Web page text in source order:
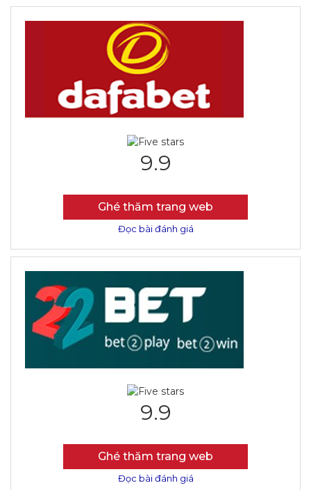
9.9
Ghé thăm trang web
Đọc bài đánh giá
9.9
Ghé thăm trang web
Đọc bài đánh giá